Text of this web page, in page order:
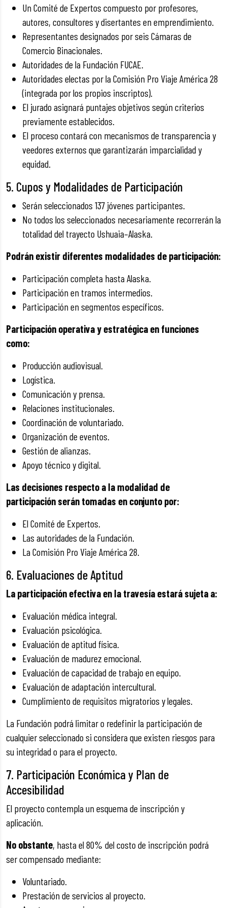
Un Comité de Expertos compuesto por profesores,
autores, consultores y disertantes en emprendimiento.
Representantes designados por seis Cámaras de
Comercio Binacionales.
Autoridades de la Fundación FUCAE.
Autoridades electas por la Comisión Pro Viaje América 28
(integrada por los propios inscriptos).
El jurado asignará puntajes objetivos según criterios
previamente establecidos.
El proceso contará con mecanismos de transparencia y
veedores externos que garantizarán imparcialidad y
equidad.
5. Cupos y Modalidades de Participación
Serán seleccionados 137 jóvenes participantes.
No todos los seleccionados necesariamente recorrerán la
totalidad del trayecto Ushuaia–Alaska.
Podrán existir diferentes modalidades de participación:
Participación completa hasta Alaska.
Participación en tramos intermedios.
Participación en segmentos específicos.
Participación operativa y estratégica en funciones
como:
Producción audiovisual.
Logística.
Comunicación y prensa.
Relaciones institucionales.
Coordinación de voluntariado.
Organización de eventos.
Gestión de alianzas.
Apoyo técnico y digital.
Las decisiones respecto a la modalidad de
participación serán tomadas en conjunto por:
El Comité de Expertos.
Las autoridades de la Fundación.
La Comisión Pro Viaje América 28.
6. Evaluaciones de Aptitud
La participación efectiva en la travesía estará sujeta a:
Evaluación médica integral.
Evaluación psicológica.
Evaluación de aptitud física.
Evaluación de madurez emocional.
Evaluación de capacidad de trabajo en equipo.
Evaluación de adaptación intercultural.
Cumplimiento de requisitos migratorios y legales.
La Fundación podrá limitar o redefinir la participación de
cualquier seleccionado si considera que existen riesgos para
su integridad o para el proyecto.
7. Participación Económica y Plan de
Accesibilidad
El proyecto contempla un esquema de inscripción y
aplicación.
No obstante, hasta el 80% del costo de inscripción podrá
ser compensado mediante:
Voluntariado.
Prestación de servicios al proyecto.